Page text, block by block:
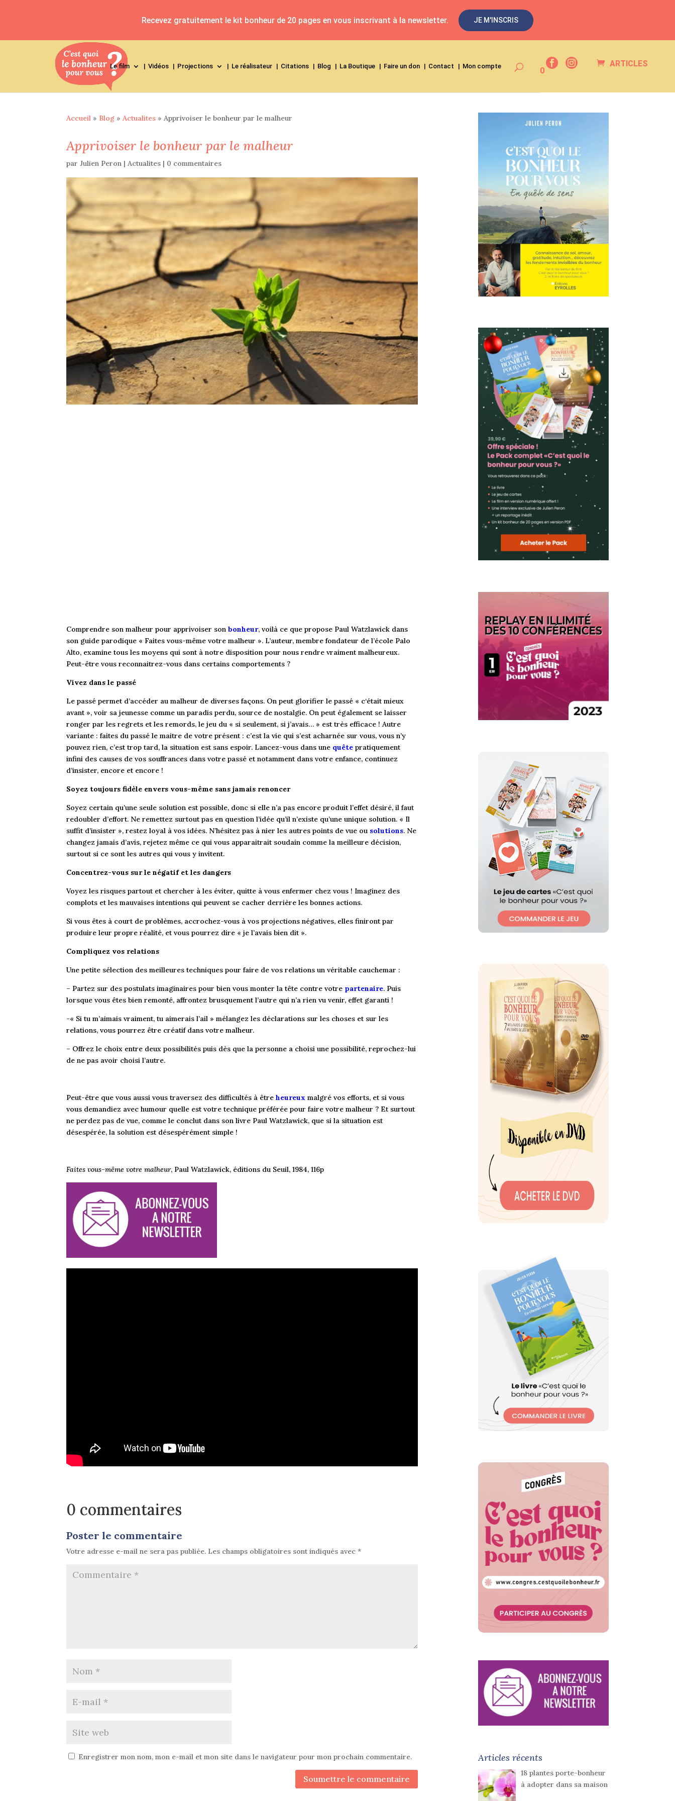
ARTICLES
0
Le film Vidéos Projections Le réalisateur Citations Blog La Boutique Faire un don Contact Mon compte
Accueil » Blog » Actualites » Apprivoiser le bonheur par le malheur
Apprivoiser le bonheur par le malheur
par Julien Peron | Actualites | 0 commentaires
Comprendre son malheur pour apprivoiser son bonheur, voilà ce que propose Paul Watzlawick dans
son guide parodique « Faites vous-même votre malheur ». L’auteur, membre fondateur de l’école Palo
Alto, examine tous les moyens qui sont à notre disposition pour nous rendre vraiment malheureux.
Peut-être vous reconnaitrez-vous dans certains comportements ?
Vivez dans le passé
Le passé permet d’accéder au malheur de diverses façons. On peut glorifier le passé « c‘était mieux
avant », voir sa jeunesse comme un paradis perdu, source de nostalgie. On peut également se laisser
ronger par les regrets et les remords, le jeu du « si seulement, si j’avais… » est très efficace ! Autre
variante : faites du passé le maitre de votre présent : c’est la vie qui s’est acharnée sur vous, vous n’y
pouvez rien, c’est trop tard, la situation est sans espoir. Lancez-vous dans une quête pratiquement
infini des causes de vos souffrances dans votre passé et notamment dans votre enfance, continuez
d’insister, encore et encore !
Soyez toujours fidèle envers vous-même sans jamais renoncer
Soyez certain qu’une seule solution est possible, donc si elle n’a pas encore produit l’effet désiré, il faut
redoubler d’effort. Ne remettez surtout pas en question l’idée qu’il n’existe qu’une unique solution. « Il
suffit d’insister », restez loyal à vos idées. N’hésitez pas à nier les autres points de vue ou solutions. Ne
changez jamais d’avis, rejetez même ce qui vous apparaitrait soudain comme la meilleure décision,
surtout si ce sont les autres qui vous y invitent.
Concentrez-vous sur le négatif et les dangers
Voyez les risques partout et chercher à les éviter, quitte à vous enfermer chez vous ! Imaginez des
complots et les mauvaises intentions qui peuvent se cacher derrière les bonnes actions.
Si vous êtes à court de problèmes, accrochez-vous à vos projections négatives, elles finiront par
produire leur propre réalité, et vous pourrez dire « je l’avais bien dit ».
Compliquez vos relations
Une petite sélection des meilleures techniques pour faire de vos relations un véritable cauchemar :
– Partez sur des postulats imaginaires pour bien vous monter la tête contre votre partenaire. Puis
lorsque vous êtes bien remonté, affrontez brusquement l’autre qui n’a rien vu venir, effet garanti !
-« Si tu m’aimais vraiment, tu aimerais l’ail » mélangez les déclarations sur les choses et sur les
relations, vous pourrez être créatif dans votre malheur.
– Offrez le choix entre deux possibilités puis dès que la personne a choisi une possibilité, reprochez-lui
de ne pas avoir choisi l’autre.
Peut-être que vous aussi vous traversez des difficultés à être heureux malgré vos efforts, et si vous
vous demandiez avec humour quelle est votre technique préférée pour faire votre malheur ? Et surtout
ne perdez pas de vue, comme le conclut dans son livre Paul Watzlawick, que si la situation est
désespérée, la solution est désespérément simple !
Faites vous-même votre malheur, Paul Watzlawick, éditions du Seuil, 1984, 116p
0 commentaires
Poster le commentaire
Votre adresse e-mail ne sera pas publiée. Les champs obligatoires sont indiqués avec *
Enregistrer mon nom, mon e-mail et mon site dans le navigateur pour mon prochain commentaire.
Soumettre le commentaire
Articles récents
18 plantes porte-bonheur
à adopter dans sa maison
Recevez gratuitement le kit bonheur de 20 pages en vous inscrivant à la newsletter. JE M'INSCRIS